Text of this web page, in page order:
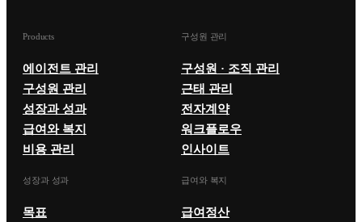
Products
에이전트 관리
구성원 관리
성장과 성과
급여와 복지
비용 관리
구성원 관리
구성원 · 조직 관리
근태 관리
전자계약
워크플로우
인사이트
성장과 성과
목표
급여와 복지
급여정산